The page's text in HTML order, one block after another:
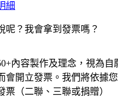
細
呢？我會拿到發票嗎？
內容製作及理念，視為自
會開立發票。我們將依據
票（二聯、三聯或捐贈）